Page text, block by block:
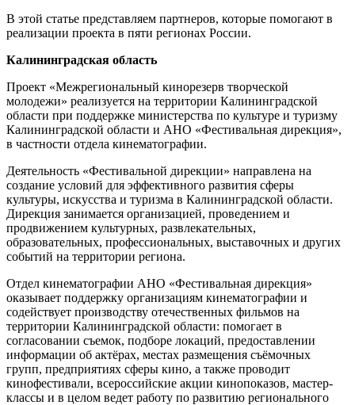
В этой статье представляем партнеров, которые помогают в
реализации проекта в пяти регионах России.
Калининградская область
Проект «Межрегиональный кинорезерв творческой
молодежи» реализуется на территории Калининградской
области при поддержке министерства по культуре и туризму
Калининградской области и АНО «Фестивальная дирекция»,
в частности отдела кинематографии.
Деятельность «Фестивальной дирекции» направлена на
создание условий для эффективного развития сферы
культуры, искусства и туризма в Калининградской области.
Дирекция занимается организацией, проведением и
продвижением культурных, развлекательных,
образовательных, профессиональных, выставочных и других
событий на территории региона.
Отдел кинематографии АНО «Фестивальная дирекция»
оказывает поддержку организациям кинематографии и
содействует производству отечественных фильмов на
территории Калининградской области: помогает в
согласовании съемок, подборе локаций, предоставлении
информации об актёрах, местах размещения съёмочных
групп, предприятиях сферы кино, а также проводит
кинофестивали, всероссийские акции кинопоказов, мастер-
классы и в целом ведет работу по развитию регионального